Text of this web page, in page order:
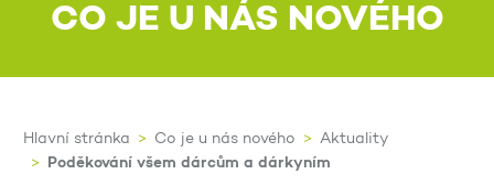
CO JE U NÁS NOVÉHO
Hlavní stránka Co je u nás nového Aktuality
Poděkování všem dárcům a dárkyním